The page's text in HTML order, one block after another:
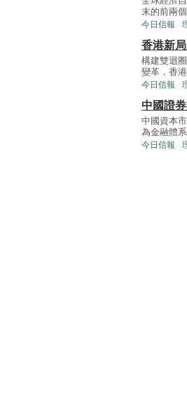
末的前兩
今日信報
香港新
構建雙迴
變革，香
今日信報
中國證
中國資本
為金融體
今日信報